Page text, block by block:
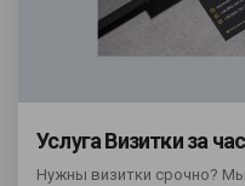
Услуга Визитки за час
Нужны визитки срочно? Мы